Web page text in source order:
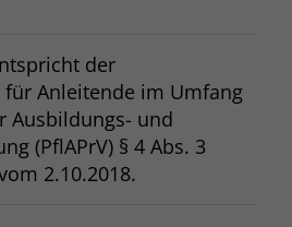
der
Anleitende im Umfang
Ausbildungs- und
(PflAPrV) § 4 Abs. 3
2.10.2018.